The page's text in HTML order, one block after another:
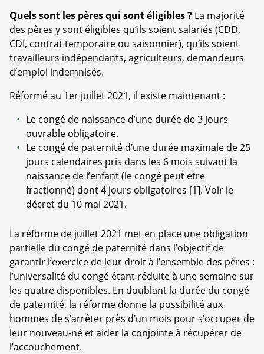
Quels sont les pères qui sont éligibles ? La majorité
des pères y sont éligibles qu’ils soient salariés (CDD,
CDI, contrat temporaire ou saisonnier), qu’ils soient
travailleurs indépendants, agriculteurs, demandeurs
d’emploi indemnisés.
Réformé au 1er juillet 2021, il existe maintenant :
Le congé de naissance d’une durée de 3 jours
ouvrable obligatoire.
Le congé de paternité d’une durée maximale de 25
jours calendaires pris dans les 6 mois suivant la
naissance de l’enfant (le congé peut être
fractionné) dont 4 jours obligatoires [1]. Voir le
décret du 10 mai 2021.
La réforme de juillet 2021 met en place une obligation
partielle du congé de paternité dans l’objectif de
garantir l’exercice de leur droit à l’ensemble des pères :
l’universalité du congé étant réduite à une semaine sur
les quatre disponibles. En doublant la durée du congé
de paternité, la réforme donne la possibilité aux
hommes de s’arrêter près d’un mois pour s’occuper de
leur nouveau-né et aider la conjointe à récupérer de
l’accouchement.